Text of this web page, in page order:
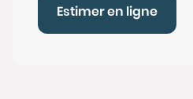
Estimer en ligne